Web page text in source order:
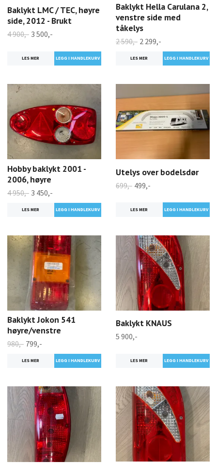
Baklykt LMC / TEC, høyre
side, 2012 - Brukt
4 900,- 3 500,-
LES MER
Baklykt Hella Carulana 2,
venstre side med
tåkelys
2 590,- 2 299,-
LES MER
Hobby baklykt 2001 -
2006, høyre
4 950,- 3 450,-
LES MER
Utelys over bodelsdør
699,- 499,-
LES MER
Baklykt Jokon 541
høyre/venstre
980,- 799,-
LES MER
Baklykt KNAUS
5 900,-
LES MER